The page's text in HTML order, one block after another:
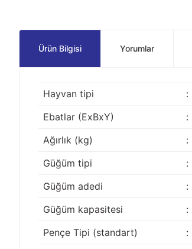
Ürün Bilgisi Yorumlar
Hayvan tipi :
Ebatlar (ExBxY)
:
Ağırlık (kg)
:
Güğüm tipi
:
Güğüm adedi
:
Güğüm kapasitesi
:
Pençe Tipi (standart)
: